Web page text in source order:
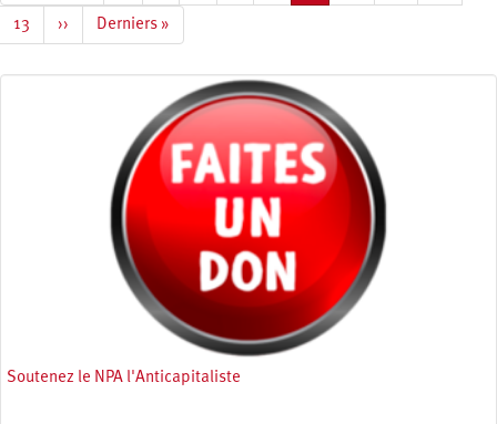
page
précédente
courante
Page
13
Page
suivante
››
Dernière
page
Derniers »
Soutenez le NPA l'Anticapitaliste